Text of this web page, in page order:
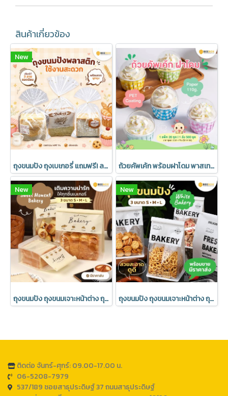
สินค้าเกี่ยวข้อง
New
ถุงขนมปัง ถุงเบเกอรี่ แถมฟรี! ลวดปิดปากถุง มีราคาส่ง (1 แพค 50 ชิ้น) ถ้วยคัพเค้ก พร้อมฝาโดม พาสเทล อบได้ มีราคาส่ง (1 แพค 20 ชุด)
New
ถุงขนมปัง ถุงขนมเจาะหน้าต่าง ถุงเบเกอรี่ ซองขนม เจาะหน้าต่าง พร้อมลวดรัดที่ปากถุง มีราคาส่ง (1แพ็ค : 20 ชิ้น)
New
ถุงขนมปัง ถุงขนมเจาะหน้าต่าง ถุงเบเกอรี่ ซองขนม เจาะหน้าต่าง พร้อมลวดรัดที่ปากถุง ลาย Bakery มีราคาส่ง (1แพ็ค : 20 ชิ้น)
ติดต่อ จันทร์-ศุกร์: 09.00-17.00 น.
06-5208-7979
537/189 ซอยสาธุประดิษฐ์ 37 ถนนสาธุประดิษฐ์